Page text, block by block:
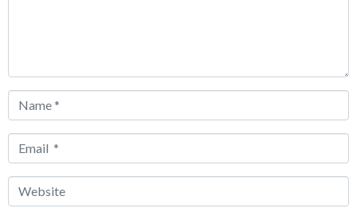
Name
Email
Website